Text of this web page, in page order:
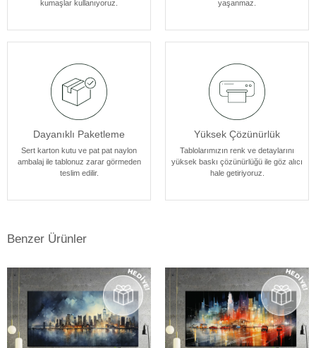
atmosferine mükemmel bir şekilde uyum sağlar. Her bir tablomuz,
tasarlanmıştır.
kumaşlar kullanıyoruz. yaşanmaz.
Dayanıklı Paketleme
Sert karton kutu ve pat pat naylon
ambalaj ile tablonuz zarar görmeden
teslim edilir.
Yüksek Çözünürlük
Tablolarımızın renk ve detaylarını
yüksek baskı çözünürlüğü ile göz alıcı
hale getiriyoruz.
Benzer Ürünler